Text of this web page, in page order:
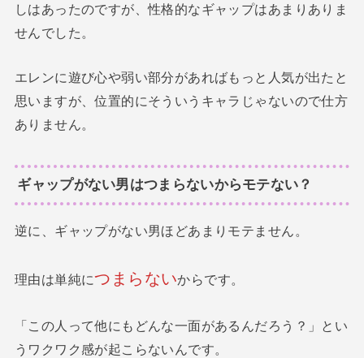
しはあったのですが、性格的なギャップはあまりありま
せんでした。
エレンに遊び心や弱い部分があればもっと人気が出たと
思いますが、位置的にそういうキャラじゃないので仕方
ありません。
ギャップがない男はつまらないからモテない？
逆に、ギャップがない男ほどあまりモテません。
理由は単純につまらないからです。
「この人って他にもどんな一面があるんだろう？」とい
うワクワク感が起こらないんです。